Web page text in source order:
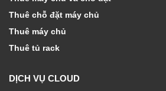
Thuê chỗ đặt máy chủ
Thuê máy chủ
Thuê tủ rack
DỊCH VỤ CLOUD